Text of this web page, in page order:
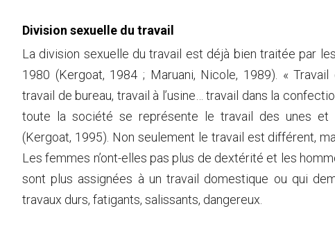
Division sexuelle du travail
La division sexuelle du travail est déjà bien traitée par
1980 (Kergoat, 1984 ; Maruani, Nicole, 1989). « Travail
travail de bureau, travail à l’usine… travail dans la
toute la société se représente le travail des unes et
(Kergoat, 1995). Non seulement le travail est différent,
Les femmes n’ont-elles pas plus de dextérité et les
sont plus assignées à un travail domestique ou qui
travaux durs, fatigants, salissants, dangereux.